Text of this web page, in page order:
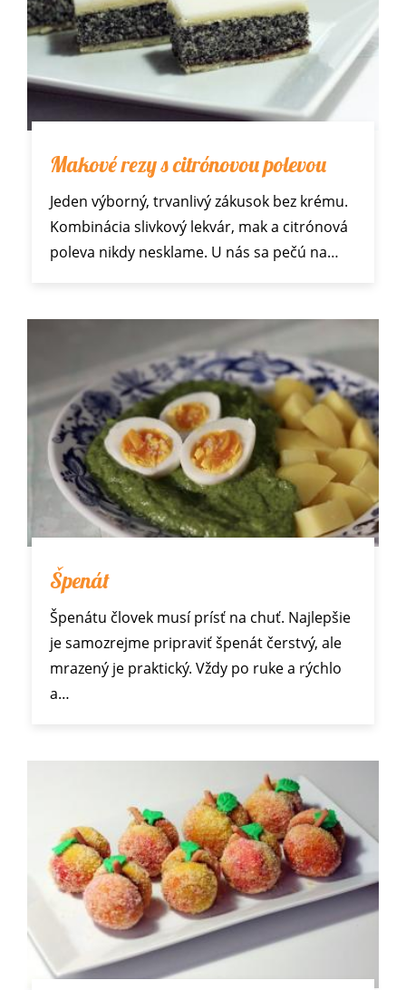
Makové rezy s citrónovou polevou
Jeden výborný, trvanlivý zákusok bez krému.
Kombinácia slivkový lekvár, mak a citrónová
poleva nikdy nesklame. U nás sa pečú na…
Špenát
Špenátu človek musí prísť na chuť. Najlepšie
je samozrejme pripraviť špenát čerstvý, ale
mrazený je praktický. Vždy po ruke a rýchlo
a…